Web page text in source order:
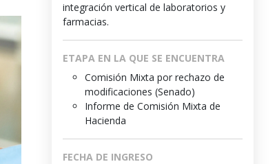
integración vertical de laboratorios y
farmacias.
ETAPA EN LA QUE SE ENCUENTRA
Comisión Mixta por rechazo de
modificaciones (Senado)
Informe de Comisión Mixta de
Hacienda
FECHA DE INGRESO